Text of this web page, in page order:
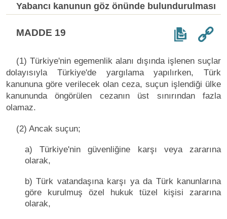
Yabancı kanunun göz önünde bulundurulması
MADDE 19
(1) Türkiye'nin egemenlik alanı dışında işlenen suçlar
dolayısıyla Türkiye'de yargılama yapılırken, Türk
kanununa göre verilecek olan ceza, suçun işlendiği ülke
kanununda öngörülen cezanın üst sınırından fazla
olamaz.
(2) Ancak suçun;
a) Türkiye'nin güvenliğine karşı veya zararına
olarak,
b) Türk vatandaşına karşı ya da Türk kanunlarına
göre kurulmuş özel hukuk tüzel kişisi zararına
olarak,